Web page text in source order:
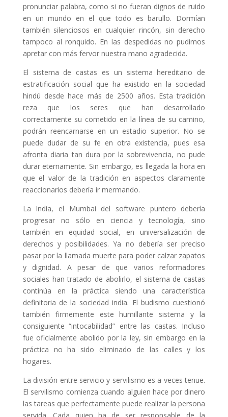
pronunciar palabra, como si no fueran dignos de ruido
en un mundo en el que todo es barullo. Dormían
también silenciosos en cualquier rincón, sin derecho
tampoco al ronquido. En las despedidas no pudimos
apretar con más fervor nuestra mano agradecida.
El sistema de castas es un sistema hereditario de
estratificación social que ha existido en la sociedad
hindú desde hace más de 2500 años. Esta tradición
reza que los seres que han desarrollado
correctamente su cometido en la línea de su camino,
podrán reencarnarse en un estadio superior. No se
puede dudar de su fe en otra existencia, pues esa
afronta diaria tan dura por la sobrevivencia, no pude
durar eternamente. Sin embargo, es llegada la hora en
que el valor de la tradición en aspectos claramente
reaccionarios debería ir mermando.
La India, el Mumbai del software puntero debería
progresar no sólo en ciencia y tecnología, sino
también en equidad social, en universalización de
derechos y posibilidades. Ya no debería ser preciso
pasar por la llamada muerte para poder calzar zapatos
y dignidad. A pesar de que varios reformadores
sociales han tratado de abolirlo, el sistema de castas
continúa en la práctica siendo una característica
definitoria de la sociedad india. El budismo cuestionó
también firmemente este humillante sistema y la
consiguiente “intocabilidad” entre las castas. Incluso
fue oficialmente abolido por la ley, sin embargo en la
práctica no ha sido eliminado de las calles y los
hogares.
La división entre servicio y servilismo es a veces tenue.
El servilismo comienza cuando alguien hace por dinero
las tareas que perfectamente puede realizar la persona